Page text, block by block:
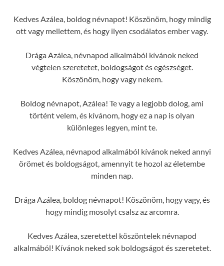
Kedves Azálea, boldog névnapot! Köszönöm, hogy mindig
ott vagy mellettem, és hogy ilyen csodálatos ember vagy.
Drága Azálea, névnapod alkalmából kívánok neked
végtelen szeretetet, boldogságot és egészséget.
Köszönöm, hogy vagy nekem.
Boldog névnapot, Azálea! Te vagy a legjobb dolog, ami
történt velem, és kívánom, hogy ez a nap is olyan
különleges legyen, mint te.
Kedves Azálea, névnapod alkalmából kívánok neked annyi
örömet és boldogságot, amennyit te hozol az életembe
minden nap.
Drága Azálea, boldog névnapot! Köszönöm, hogy vagy, és
hogy mindig mosolyt csalsz az arcomra.
Kedves Azálea, szeretettel köszöntelek névnapod
alkalmából! Kívánok neked sok boldogságot és szeretetet.